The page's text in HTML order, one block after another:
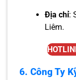
Địa chỉ:
Liêm.
6. Công Ty